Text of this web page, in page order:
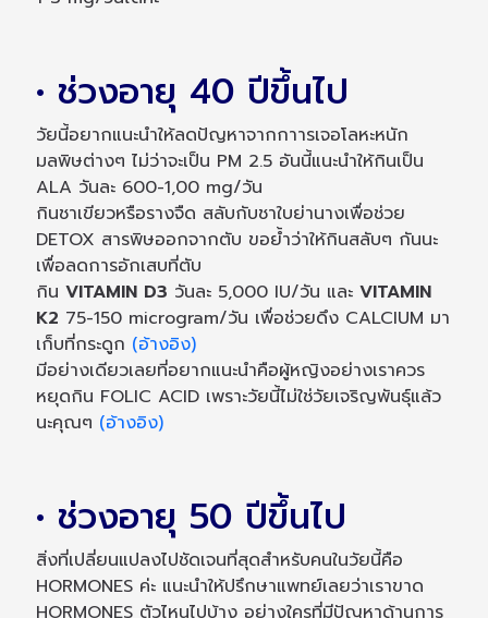
• ช่วงอายุ 40 ปีขึ้นไป
วัยนี้อยากแนะนำให้ลดปัญหาจากกาารเจอโลหะหนัก
มลพิษต่างๆ ไม่ว่าจะเป็น PM 2.5 อันนี้แนะนำให้กินเป็น
ALA วันละ 600-1,00 mg/วัน
กินชาเขียวหรือรางจืด สลับกับชาใบย่านางเพื่อช่วย
DETOX สารพิษออกจากตับ ขอย้ำว่าให้กินสลับๆ กันนะ
เพื่อลดการอักเสบที่ตับ
กินVITAMIN D3 วันละ 5,000 IU/วัน และVITAMIN
K2 75-150 microgram/วัน เพื่อช่วยดึง CALCIUM มา
เก็บที่กระดูก (อ้างอิง)
มีอย่างเดียวเลยที่อยากแนะนำคือผู้หญิงอย่างเราควร
หยุดกิน FOLIC ACID เพราะวัยนี้ไม่ใช่วัยเจริญพันธุ์แล้ว
นะคุณๆ (อ้างอิง)
• ช่วงอายุ 50 ปีขึ้นไป
สิ่งที่เปลี่ยนแปลงไปชัดเจนที่สุดสำหรับคนในวัยนี้คือ
HORMONES ค่ะ แนะนำให้ปรึกษาแพทย์เลยว่าเราขาด
HORMONES ตัวไหนไปบ้าง อย่างใครที่มีปัญหาด้านการ